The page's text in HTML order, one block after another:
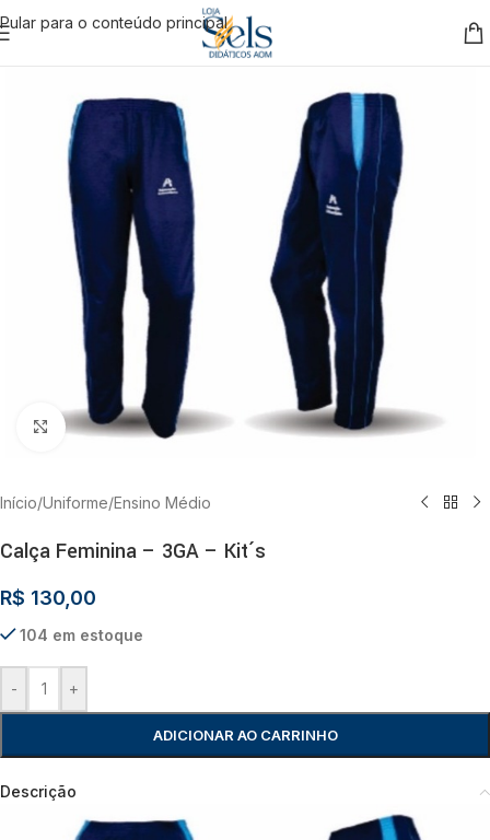
Pular para o conteúdo principal
Clique para ampliar
Início/Uniforme/Ensino Médio
Calça Feminina – 3GA – Kit´s
R$ 130,00
104 em estoque
- +
ADICIONAR AO CARRINHO
Descrição